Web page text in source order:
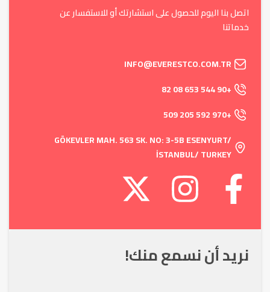
اتصل بنا اليوم للحصول على استشارتك أو للاستفسار عن
خدماتنا
INFO@EVERESTCO.COM.TR​
+90 544 653 08 82​
+970 592 205 509
GÖKEVLER MAH. 563 SK. NO: 3-5B ESENYURT/
İSTANBUL/ TURKEY
نريد أن نسمع منك!